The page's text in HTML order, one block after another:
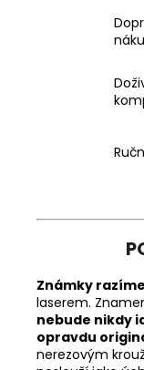
Známky
laserem.
nebude nikdy
opravdu
nerezovým